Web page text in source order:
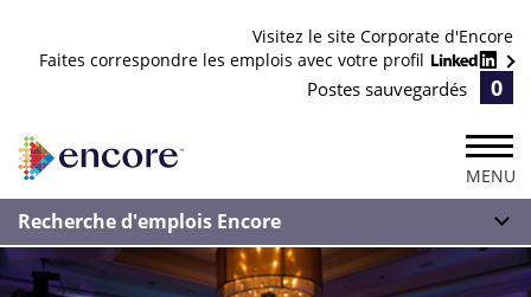
Visitez le site Corporate d'Encore
Faites correspondre les emplois avec votre profil
Postes sauvegardés 0
MENU
Recherche d'emplois Encore